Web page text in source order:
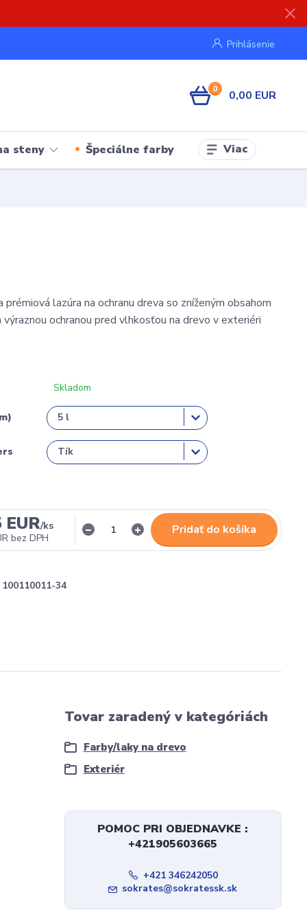
Prihlásenie
0 0,00 EUR
steny Špeciálne farby Viac
prémiová lazúra na ochranu dreva so zníženým obsahom
ochranou pred vlhkosťou na drevo v exteriéri
Skladom
EUR/ks
bez DPH
Pridať do košíka
100110011-34
Tovar zaradený v kategóriách
Farby/laky na drevo
Exteriér
POMOC PRI OBJEDNAVKE :
+421905603665
+421 346242050
sokrates@sokratessk.sk